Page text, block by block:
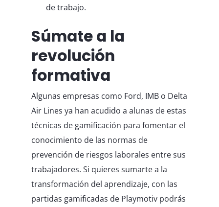
de trabajo.
Súmate a la
revolución
formativa
Algunas empresas como Ford, IMB o Delta
Air Lines ya han acudido a alunas de estas
técnicas de gamificación para fomentar el
conocimiento de las normas de
prevención de riesgos laborales entre sus
trabajadores. Si quieres sumarte a la
transformación del aprendizaje, con las
partidas gamificadas de Playmotiv podrás